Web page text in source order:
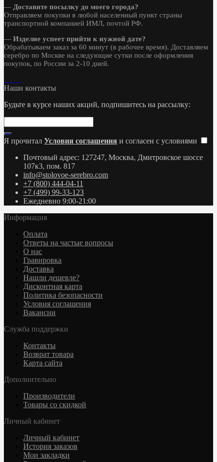
— Доставите посылку до моего города?
Отправляем покупки в любой населенный пункт страны
транспортной компанией ИМЛ, почтой РФ.
— Изделие успеет прийти к нужной дате?
Обрабатываем заказ за 60 минут (в рабочее время). Доставляем
серебро по Москве на следующие сутки после оформления
покупок, по России за 2-10 дней.
Наши контакты
Будьте в курсе наших акций, подпишитесь на рассылку:
Я прочитал Условия соглашения и согласен с условиями
Почтовый адрес: 127247, Москва, Дмитровское шоссе
107к3, пом. 817
info@stolovoe-serebro.com
+7 (800) 444-04-11
+7 (499) 99-33-123
Ежедневно 9:00-21:00
Информация
Оплата
Ответы на частые вопросы
О нас
Гравировка
Доставка
Нашли дешевле?
Дисконтная карта
Политика безопасности
Условия соглашения
Вакансии
Служба поддержки
Контакты
Возврат товара
Карта сайта
Дополнительно
Производители
Товары со скидкой
Личный кабинет
Личный кабинет
История заказов
Мои закладки